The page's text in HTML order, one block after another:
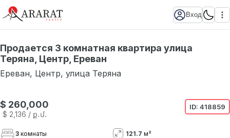
Вход
Продается 3 комнатная квартира улица
Теряна, Центр, Ереван
Ереван, Центр, улица Теряна
$ 260,000
$ 2,136 / ք․մ․
ID: 418859
3 комнаты 121.7 м²